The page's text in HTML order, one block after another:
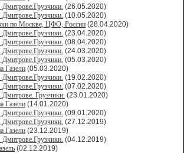
Дмитрове.Грузчики. (26.05.2020)
Дмитрове.Грузчики. (10.05.2020)
по Москве, ЦФО, России (28.04.2020)
Дмитрове.Грузчики. (23.04.2020)
Дмитрове.Грузчики. (08.04.2020)
Дмитрове.Грузчики. (24.03.2020)
Дмитрове.Грузчики. (05.03.2020)
Газели (05.03.2020)
Дмитрове.Грузчики. (19.02.2020)
Дмитрове.Грузчики. (07.02.2020)
Дмитрове. Грузчики. (23.01.2020)
Газели (14.01.2020)
Дмитрове.Грузчики. (09.01.2020)
Дмитрове.Грузчики. (27.12.2019)
Газели (23.12.2019)
Дмитрове.Грузчики. (04.12.2019)
(02.12.2019)